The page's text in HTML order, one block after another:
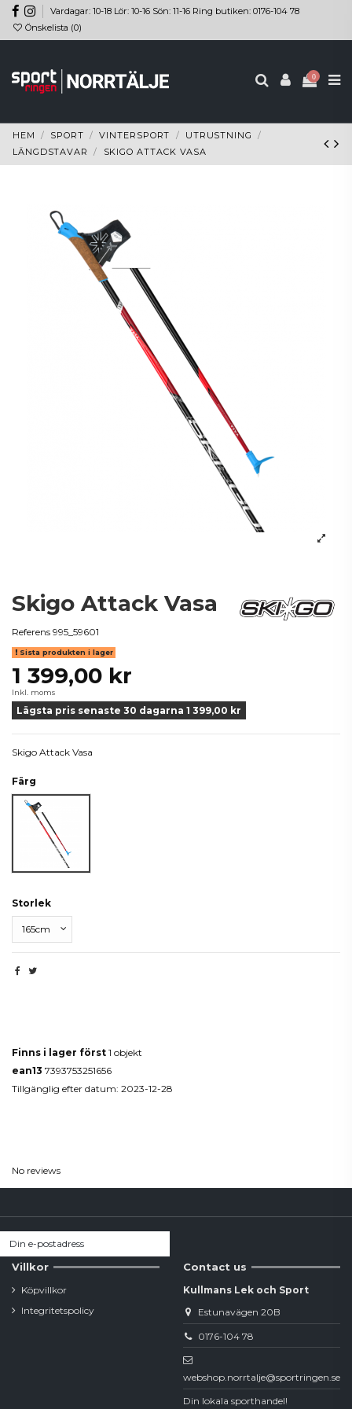
Vardagar: 10-18 Lör: 10-16 Sön: 11-16 Ring butiken: 0176-104 78
Önskelista (0)
0
HEM SPORT VINTERSPORT
UTRUSTNING
LÄNGDSTAVAR
SKIGO ATTACK VASA
Skigo Attack Vasa
Referens 995_59601
Sista produkten i lager
1 399,00 kr
Inkl. moms
Lägsta pris senaste 30 dagarna 1 399,00 kr
Skigo Attack Vasa
Färg
Storlek
Finns i lager först 1 objekt
ean13 7393753251656
Tillgänglig efter datum: 2023-12-28
No reviews
Villkor
Köpvillkor
Integritetspolicy
Contact us
Kullmans Lek och Sport
Estunavägen 20B
0176-104 78
webshop.norrtalje@sportringen.se
Din lokala sporthandel!